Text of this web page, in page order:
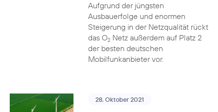
Aufgrund der jüngsten
Ausbauerfolge und enormen
Steigerung in der Netzqualität rückt
das O2Netz außerdem auf Platz 2
der besten deutschen
Mobilfunkanbieter vor.
28. Oktober 2021